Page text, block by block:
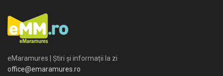
eMaramures | Știri și informații la zi
office@emaramures.ro